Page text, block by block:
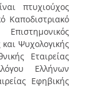
πτυχιούχος
Καποδιστριακό
Ψυχολογικής
Εταιρείας
Ελλήνων
Εφηβικής